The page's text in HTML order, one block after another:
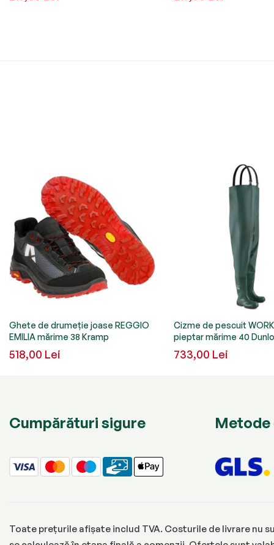
Ghete de drumeție joase REGGIO
EMILIA mărime 38 Kramp
518,00 Lei
Cizme de pescuit
pieptar mărime 40
733,00 Lei
Cumpărături sigure Metode
Toate prețurile afișate includ TVA. Costurile de livrare nu